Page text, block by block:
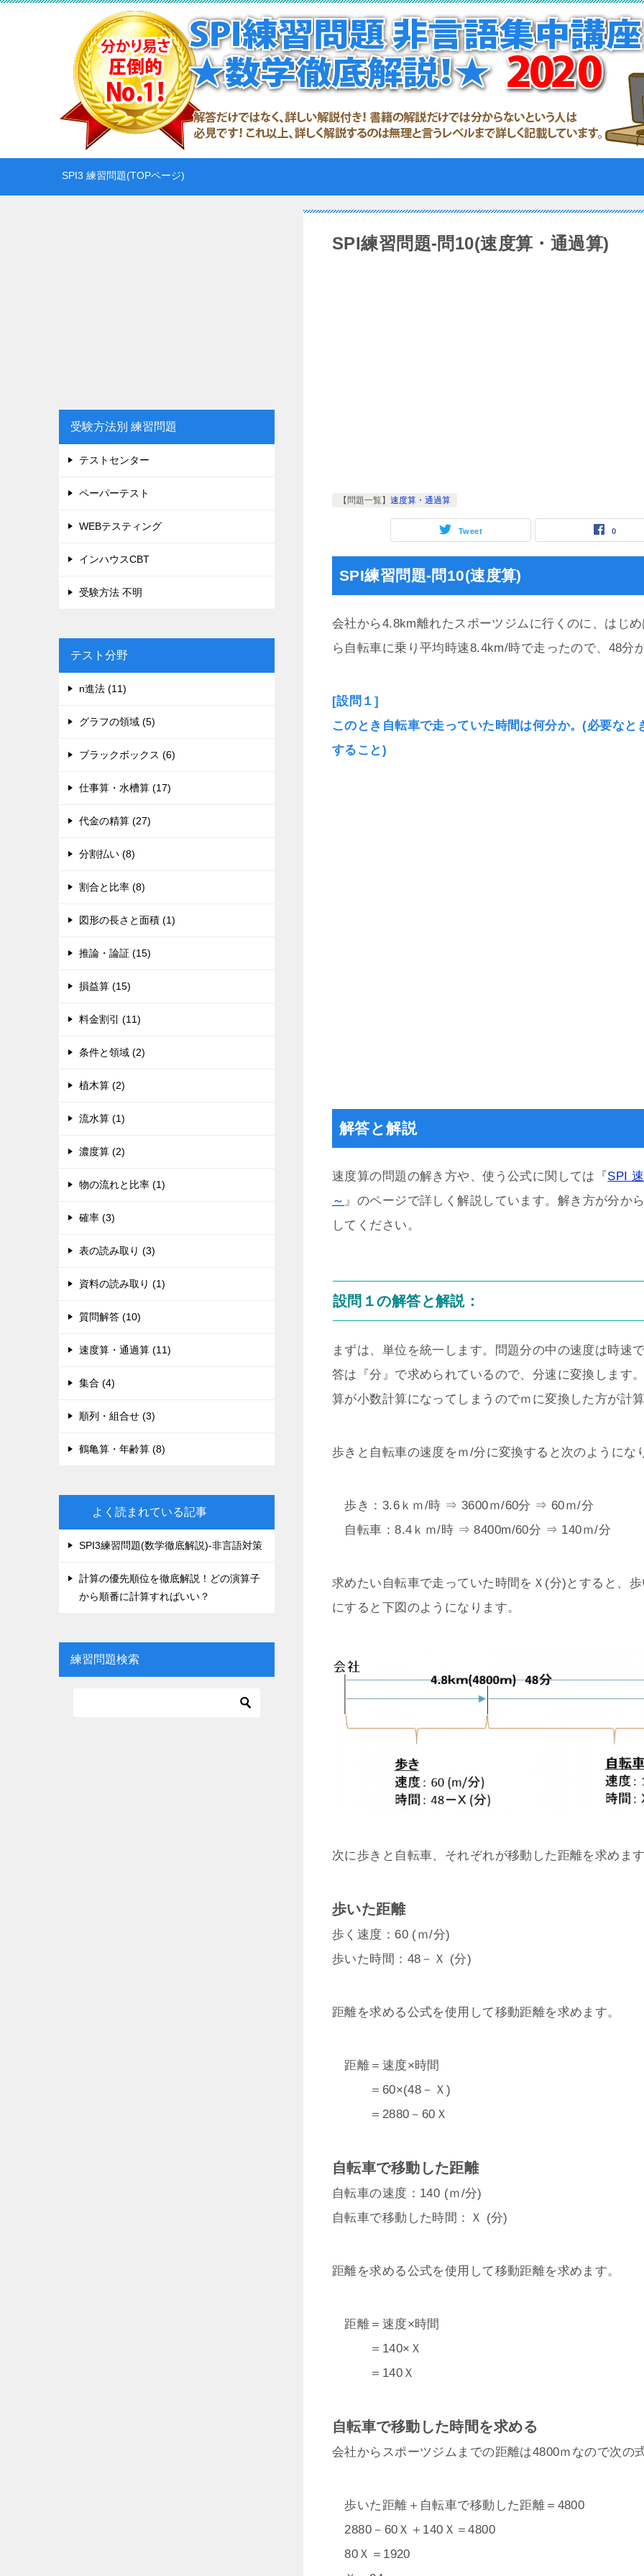
SPI3 練習問題(TOPページ)
SPI練習問題-問10(速度算・通過算)
【問題一覧】 速度算・通過算
Tweet 0
SPI練習問題-問10(速度算)
会社から4.8km離れたスポーツジムに行くのに、はじ
ら自転車に乗り平均時速8.4km/時で走ったので、48分
[設問１]
このとき自転車で走っていた時間は何分か。(必要な
すること)
解答と解説
速度算の問題の解き方や、使う公式に関しては『SPI
～ 』のページで詳しく解説しています。解き方が分か
してください。
設問１の解答と解説：
まずは、単位を統一します。問題分の中の速度は時速
答は『分』で求められているので、分速に変換します
算が小数計算になってしまうのでｍに変換した方が計
歩きと自転車の速度をｍ/分に変換すると次のようにな
歩き：3.6ｋｍ/時 ⇒ 3600ｍ/60分 ⇒ 60ｍ/分
自転車：8.4ｋｍ/時 ⇒ 8400m/60分 ⇒ 140ｍ/分
求めたい自転車で走っていた時間をＸ(分)とすると、
にすると下図のようになります。
次に歩きと自転車、それぞれが移動した距離を求めま
歩いた距離
歩く速度：60 (ｍ/分)
歩いた時間：48－Ｘ (分)
距離を求める公式を使用して移動距離を求めます。
距離＝速度×時間
＝60×(48－Ｘ)
＝2880－60Ｘ
自転車で移動した距離
自転車の速度：140 (ｍ/分)
自転車で移動した時間：Ｘ (分)
距離を求める公式を使用して移動距離を求めます。
距離＝速度×時間
＝140×Ｘ
＝140Ｘ
自転車で移動した時間を求める
会社からスポーツジムまでの距離は4800ｍなので次の
歩いた距離＋自転車で移動した距離＝4800
2880－60Ｘ＋140Ｘ＝4800
80Ｘ＝1920
受験方法別 練習問題
テストセンター
ペーパーテスト
WEBテスティング
インハウスCBT
受験方法 不明
テスト分野
n進法 (11)
グラフの領域 (5)
ブラックボックス (6)
仕事算・水槽算 (17)
代金の精算 (27)
分割払い (8)
割合と比率 (8)
図形の長さと面積 (1)
推論・論証 (15)
損益算 (15)
料金割引 (11)
条件と領域 (2)
植木算 (2)
流水算 (1)
濃度算 (2)
物の流れと比率 (1)
確率 (3)
表の読み取り (3)
資料の読み取り (1)
質問解答 (10)
速度算・通過算 (11)
集合 (4)
順列・組合せ (3)
鶴亀算・年齢算 (8)
よく読まれている記事
SPI3練習問題(数学徹底解説)-非言語対策
計算の優先順位を徹底解説！どの演算子
から順番に計算すればいい？
練習問題検索